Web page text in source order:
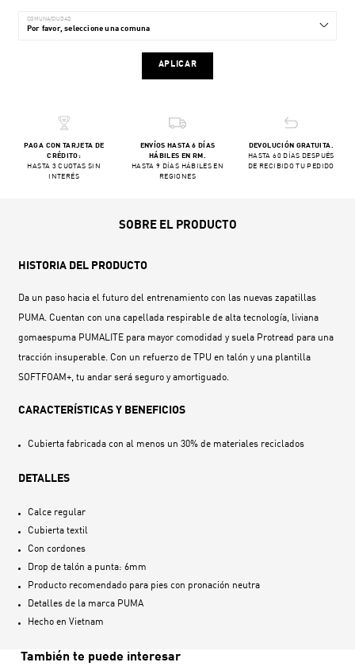
COMUNA/CIUDAD
APLICAR
PAGA CON TARJETA DE
CRÉDITO:
HASTA 3 CUOTAS SIN
INTERÉS
ENVÍOS HASTA 6 DÍAS
HÁBILES EN RM.
HASTA 9 DÍAS HÁBILES EN
REGIONES
DEVOLUCIÓN GRATUITA.
HASTA 60 DÍAS DESPUÉS
DE RECIBIDO TU PEDIDO
SOBRE EL PRODUCTO
HISTORIA DEL PRODUCTO
Da un paso hacia el futuro del entrenamiento con las nuevas zapatillas
PUMA. Cuentan con una capellada respirable de alta tecnología, liviana
gomaespuma PUMALITE para mayor comodidad y suela Protread para una
tracción insuperable. Con un refuerzo de TPU en talón y una plantilla
SOFTFOAM+, tu andar será seguro y amortiguado.
CARACTERÍSTICAS Y BENEFICIOS
Cubierta fabricada con al menos un 30% de materiales reciclados
DETALLES
Calce regular
Cubierta textil
Con cordones
Drop de talón a punta: 6mm
Producto recomendado para pies con pronación neutra
Detalles de la marca PUMA
Hecho en Vietnam
También te puede interesar